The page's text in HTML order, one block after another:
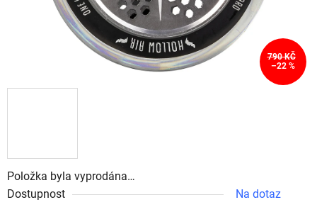
Položka byla vyprodána…
Dostupnost
Na dotaz
790 KČ
–22 %